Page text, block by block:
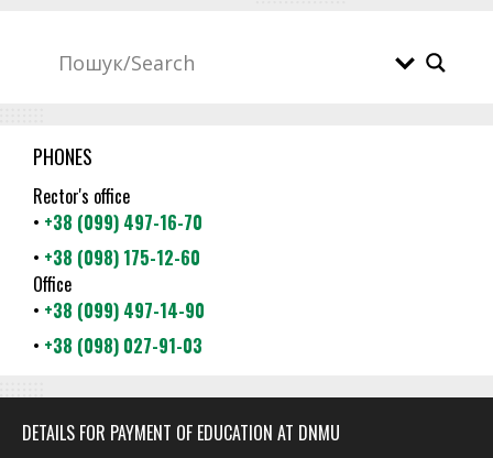
PHONES
Rector's office
• +38 (099) 497-16-70
• +38 (098) 175-12-60
Office
• +38 (099) 497-14-90
• +38 (098) 027-91-03
DETAILS FOR PAYMENT OF EDUCATION AT DNMU